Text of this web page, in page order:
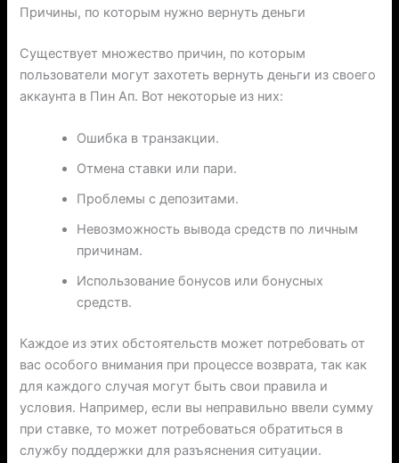
Причины, по которым нужно вернуть деньги
Существует множество причин, по которым
пользователи могут захотеть вернуть деньги из своего
аккаунта в Пин Ап. Вот некоторые из них:
Ошибка в транзакции.
Отмена ставки или пари.
Проблемы с депозитами.
Невозможность вывода средств по личным
причинам.
Использование бонусов или бонусных
средств.
Каждое из этих обстоятельств может потребовать от
вас особого внимания при процессе возврата, так как
для каждого случая могут быть свои правила и
условия. Например, если вы неправильно ввели сумму
при ставке, то может потребоваться обратиться в
службу поддержки для разъяснения ситуации.